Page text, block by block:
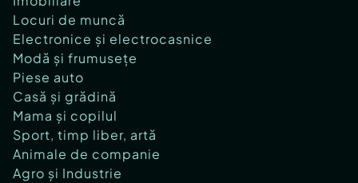
Locuri de muncă
Electronice și electrocasnice
Modă și frumusețe
Piese auto
Casă și grădină
Mama și copilul
Sport, timp liber, artă
Animale de companie
Agro și Industrie